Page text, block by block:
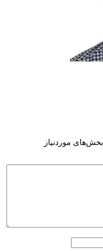
بخش‌های موردنیاز